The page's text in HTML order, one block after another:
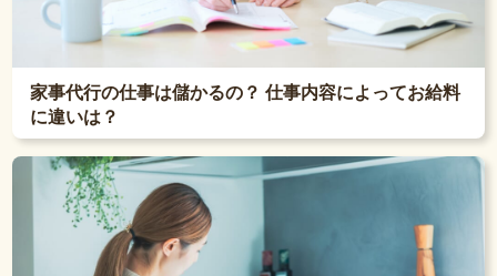
家事代行の仕事は儲かるの？ 仕事内容によってお給料
に違いは？